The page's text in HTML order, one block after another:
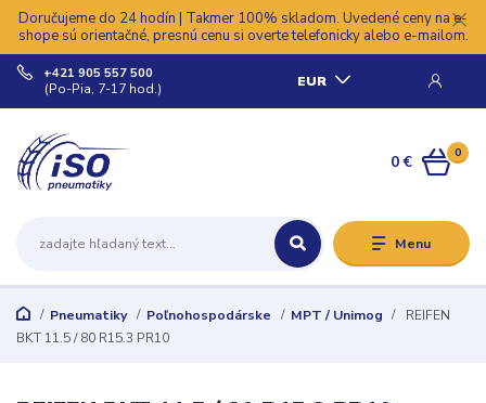
Doručujeme do 24 hodín | Takmer 100% skladom. Uvedené ceny na e-
shope sú orientačné, presnú cenu si overte telefonicky alebo e-mailom.
Menu
EUR
+421 905 557 500
(Po-Pia, 7-17 hod.)
0
0 €
Pneumatiky Poľnohospodárske MPT / Unimog
REIFEN
BKT 11.5 / 80 R15.3 PR10